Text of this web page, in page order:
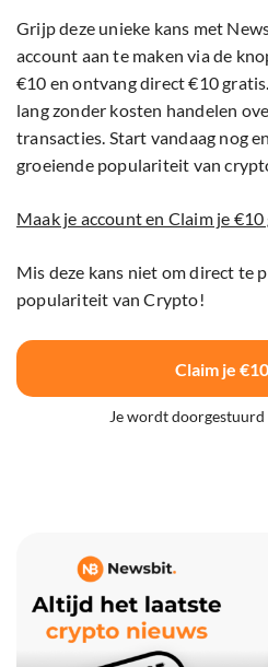
Grijp deze unieke kans met
account aan te maken via de
€10 en ontvang direct €10
lang zonder kosten handelen
transacties. Start vandaag nog
groeiende populariteit van
Maak je account en Claim je
Mis deze kans niet om direct te
populariteit van Crypto!
Claim je
Je wordt doorgestuurd